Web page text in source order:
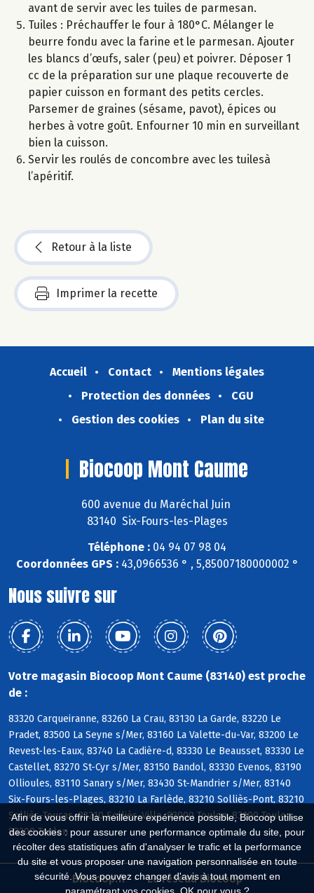
Afin de vous offrir la meilleure expérience possible, Biocoop utilise
des cookies : pour assurer une performance optimale du site, pour
récolter des statistiques afin d'analyser le trafic et la performance
du site et vous proposer une navigation personnalisée en toute
sécurité. Vous pouvez changer d'avis à tout moment en
avant de servir avec les tuiles de parmesan.
Tuiles : Préchauffer le four à 180°C. Mélanger le
beurre fondu avec la farine et le parmesan. Ajouter
les blancs d’œufs, saler (peu) et poivrer. Déposer 1
cc de la préparation sur une plaque recouverte de
papier cuisson en formant des petits cercles.
Parsemer de graines (sésame, pavot), épices ou
herbes à votre goût. Enfourner 10 min en surveillant
bien la cuisson.
Servir les roulés de concombre avec les tuilesà
l’apéritif.
Retour à la liste
Imprimer la recette
Accueil Contact
Mentions légales
Protection des données
CGU
Gestion des cookies
Plan du site
Biocoop Mont Caume
600 avenue du Maréchal Juin
83140 Six-Fours-les-Plages
Téléphone : 04 94 07 98 04
Coordonnées GPS :43,0966536 ° , 5,85007180000002 °
Nous suivre sur
Votre magasin Biocoop Mont Caume (83140) est proche
de :
83320 Carqueiranne, 83260 La Crau, 83130 La Garde, 83220 Le
Pradet, 83500 La Seyne s/Mer, 83160 La Valette-du-Var, 83200 Le
Revest-les-Eaux, 83740 La Cadière-d, 83330 Le Beausset, 83330 Le
Castellet, 83270 St-Cyr s/Mer, 83150 Bandol, 83330 Evenos, 83190
Ollioules, 83110 Sanary s/Mer, 83430 St-Mandrier s/Mer, 83140
Six-Fours-les-Plages, 83210 La Farlède, 83210 Solliès-Pont, 83210
Solliès-Toucas, 83210 Solliès-Ville, 83000 Toulon, 83100 Toulon,
83200 Toulon
Biocoop.fr
Le réseau Biocoop